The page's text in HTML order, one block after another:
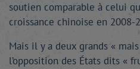
soutien comparable à celui
croissance chinoise en 2008-
Mais il y a deux grands «
l’opposition des États dits «